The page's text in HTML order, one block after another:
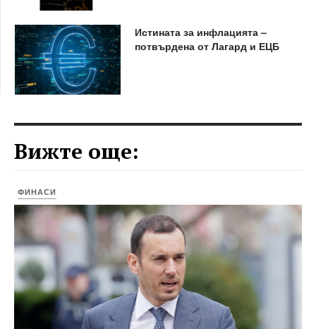
Истината за инфлацията –
потвърдена от Лагард и ЕЦБ
Вижте още:
ФИНАСИ